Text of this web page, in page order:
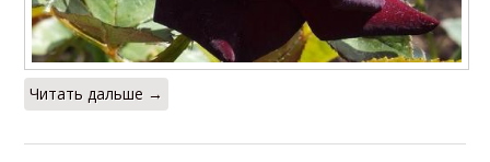
Читать дальше →